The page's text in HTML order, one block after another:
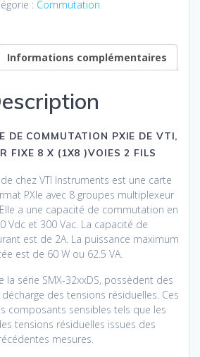
: Commutation
Informations complémentaires
DE COMMUTATION PXIE DE VTI,
FIXE 8 X (1X8 )VOIES 2 FILS
chez VTI Instruments est une carte
PXIe avec 8 groupes multiplexeur
a une capacité de commutation en
Vdc et 300 Vac. La capacité de
est de 2A. La puissance maximum
est de 60 W ou 62.5 VA.
la série SMX-32xxDS, possèdent des
des tensions résiduelles. Ces
composants sensibles tels que les
tensions résiduelles issues des
mesures.